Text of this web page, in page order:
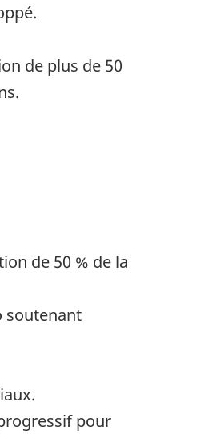
de plus de 50
de 50 % de la
soutenant
pour